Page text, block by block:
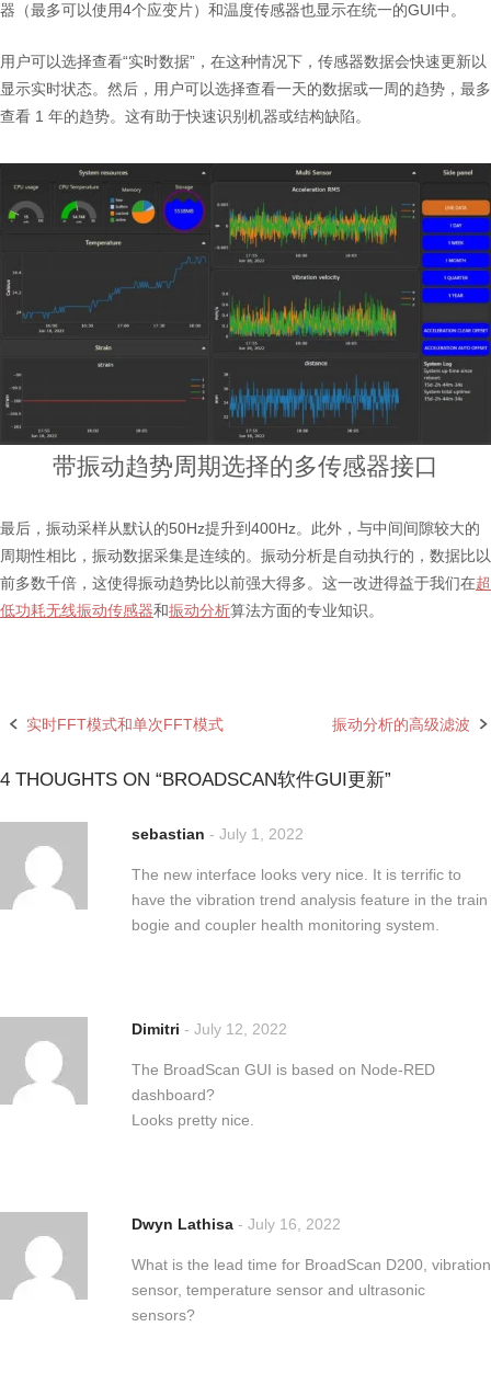
器（最多可以使用4个应变片）和温度传感器也显示在统一的GUI中。
用户可以选择查看“实时数据”，在这种情况下，传感器数据会快速更新以
显示实时状态。然后，用户可以选择查看一天的数据或一周的趋势，最多
查看 1 年的趋势。这有助于快速识别机器或结构缺陷。
带振动趋势周期选择的多传感器接口
最后，振动采样从默认的50Hz提升到400Hz。此外，与中间间隙较大的
周期性相比，振动数据采集是连续的。振动分析是自动执行的，数据比以
前多数千倍，这使得振动趋势比以前强大得多。这一改进得益于我们在超
低功耗无线振动传感器和振动分析算法方面的专业知识。
Post
navigation
实时FFT模式和单次FFT模式 振动分析的高级滤波
4 THOUGHTS ON “BROADSCAN软件GUI更新”
sebastian - July 1, 2022
The new interface looks very nice. It is terrific to
have the vibration trend analysis feature in the train
bogie and coupler health monitoring system.
Dimitri - July 12, 2022
The BroadScan GUI is based on Node-RED
dashboard?
Looks pretty nice.
Dwyn Lathisa - July 16, 2022
What is the lead time for BroadScan D200, vibration
sensor, temperature sensor and ultrasonic
sensors?